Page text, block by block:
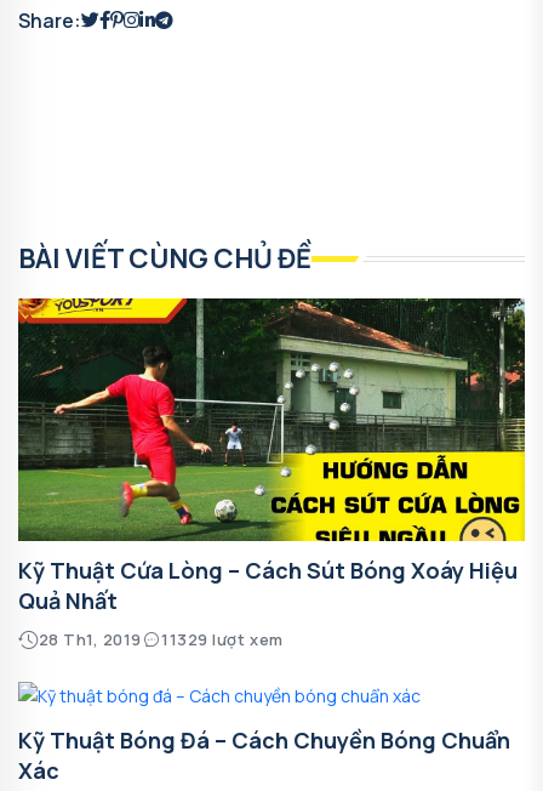
Share:
BÀI VIẾT CÙNG CHỦ ĐỀ
Kỹ Thuật Cứa Lòng – Cách Sút Bóng Xoáy Hiệu
Quả Nhất
28 Th1, 2019 11329 lượt xem
Kỹ Thuật Bóng Đá – Cách Chuyền Bóng Chuẩn
Xác